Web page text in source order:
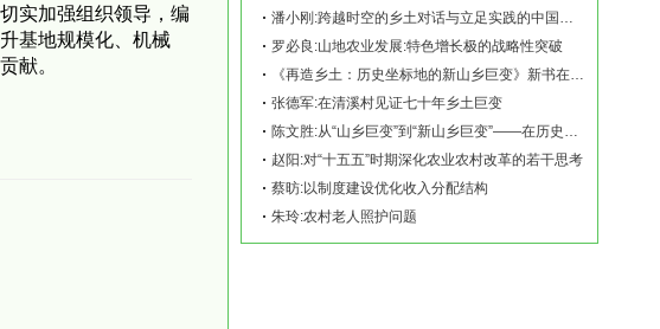
实加强组织领导，编
基地规模化、机械
献。
潘小刚:跨越时空的乡土对话与立足实践的中国故事——《再造乡土:历史坐标地的新山乡巨变
罗必良:山地农业发展:特色增长极的战略性突破
《再造乡土：历史坐标地的新山乡巨变》新书在赫山清溪村首发
张德军:在清溪村见证七十年乡土巨变
陈文胜:从“山乡巨变”到“新山乡巨变”——在历史坐标地观察中国乡村现代化
赵阳:对“十五五”时期深化农业农村改革的若干思考
蔡昉:以制度建设优化收入分配结构
朱玲:农村老人照护问题